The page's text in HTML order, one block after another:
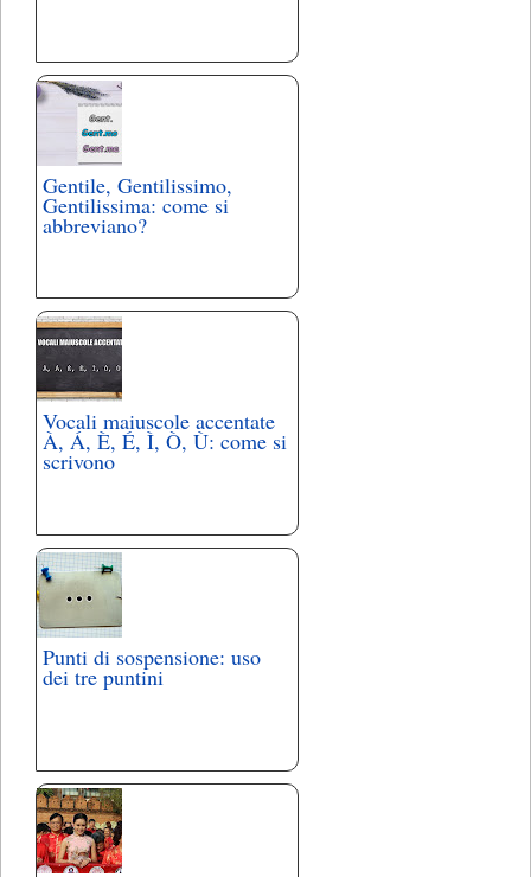
Gentile, Gentilissimo,
Gentilissima: come si
abbreviano?
Vocali maiuscole accentate
À, Á, È, É, Ì, Ò, Ù: come si
scrivono
Punti di sospensione: uso
dei tre puntini